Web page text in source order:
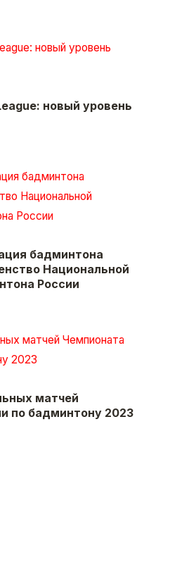
новый уровень
бадминтона
Национальной
России
матчей
по бадминтону 2023